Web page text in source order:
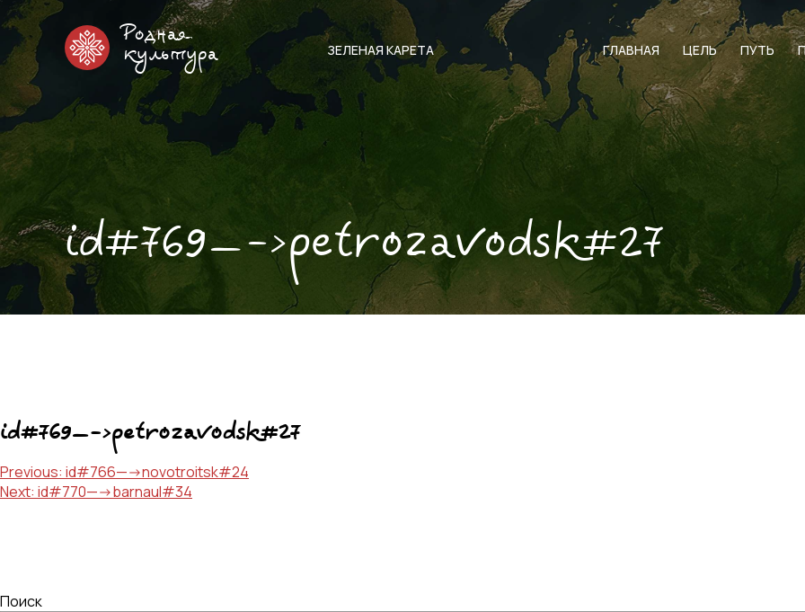
Родная
культура
ЗЕЛЕНАЯ КАРЕТА ГЛАВНАЯ ЦЕЛЬ ПУТЬ
id#769—->petrozavodsk#27
id#769—->petrozavodsk#27
Навигация
по
Previous: id#766—->novotroitsk#24
Next: id#770—->barnaul#34
Поиск